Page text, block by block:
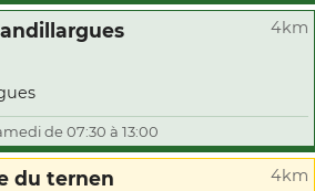
4km
de 07:30 à 13:00
du ternen 4km